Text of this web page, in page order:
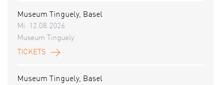
Museum Tinguely, Basel
Mi. 12.08.2026
Museum Tinguely
TICKETS
Museum Tinguely, Basel